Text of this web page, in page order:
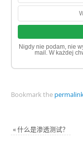
Nigdy nie podam, nie
mail. W każdej
Bookmark the
«什么是渗透测试？